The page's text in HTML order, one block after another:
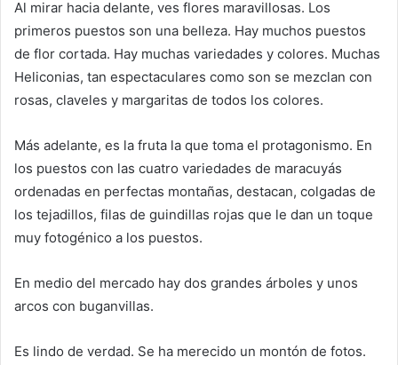
Al mirar hacia delante, ves flores maravillosas. Los
primeros puestos son una belleza. Hay muchos puestos
de flor cortada. Hay muchas variedades y colores. Muchas
Heliconias, tan espectaculares como son se mezclan con
rosas, claveles y margaritas de todos los colores.
Más adelante, es la fruta la que toma el protagonismo. En
los puestos con las cuatro variedades de maracuyás
ordenadas en perfectas montañas, destacan, colgadas de
los tejadillos, filas de guindillas rojas que le dan un toque
muy fotogénico a los puestos.
En medio del mercado hay dos grandes árboles y unos
arcos con buganvillas.
Es lindo de verdad. Se ha merecido un montón de fotos.